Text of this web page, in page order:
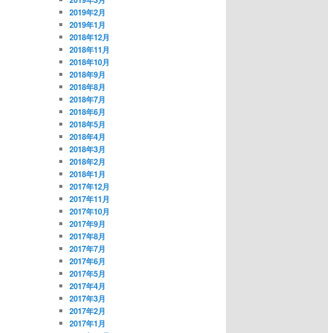
2019年2月
2019年1月
2018年12月
2018年11月
2018年10月
2018年9月
2018年8月
2018年7月
2018年6月
2018年5月
2018年4月
2018年3月
2018年2月
2018年1月
2017年12月
2017年11月
2017年10月
2017年9月
2017年8月
2017年7月
2017年6月
2017年5月
2017年4月
2017年3月
2017年2月
2017年1月